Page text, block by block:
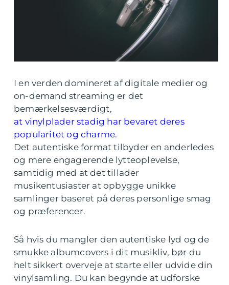
I en verden domineret af digitale medier og
on-demand streaming er det
bemærkelsesværdigt,
at vinylplader stadig har bevaret deres
popularitet og charme.
Det autentiske format tilbyder en anderledes
og mere engagerende lytteoplevelse,
samtidig med at det tillader
musikentusiaster at opbygge unikke
samlinger baseret på deres personlige smag
og præferencer.
Så hvis du mangler den autentiske lyd og de
smukke albumcovers i dit musikliv, bør du
helt sikkert overveje at starte eller udvide din
vinylsamling. Du kan begynde at udforske